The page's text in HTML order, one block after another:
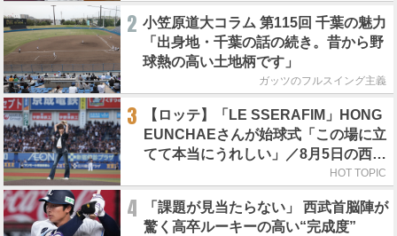
2 小笠原道大コラム 第115回 千葉の魅力
「出身地・千葉の話の続き。昔から野
球熱の高い土地柄です」
ガッツのフルスイング主義
3
【ロッテ】「LE SSERAFIM」HONG
EUNCHAEさんが始球式「この場に立
てて本当にうれしい」／8月5日の西武
HOT TOPIC
4
「課題が見当たらない」 西武首脳陣が
驚く高卒ルーキーの高い“完成度”